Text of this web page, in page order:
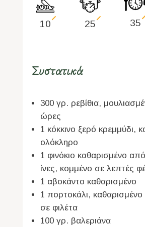
10 25 35
Συστατικά
300 γρ. ρεβίθια,
ώρες
1 κόκκινο ξερό κρεμμύδι,
ολόκληρο
1 φινόκιο καθαρισμένο
ίνες, κομμένο σε λεπτές
1 αβοκάντο καθαρισμένο
1 πορτοκάλι, καθαρισμένο
σε φιλέτα
100 γρ. βαλεριάνα